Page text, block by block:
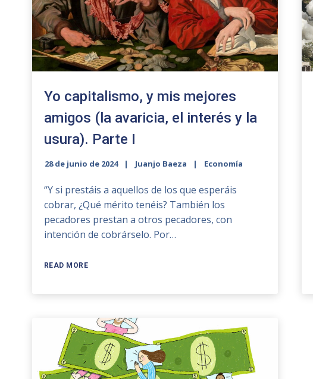
Yo capitalismo, y mis mejores
amigos (la avaricia, el interés y la
usura). Parte I
28 de junio de 2024 Juanjo Baeza Economía
“Y si prestáis a aquellos de los que esperáis
cobrar, ¿Qué mérito tenéis? También los
pecadores prestan a otros pecadores, con
intención de cobrárselo. Por…
READ MORE